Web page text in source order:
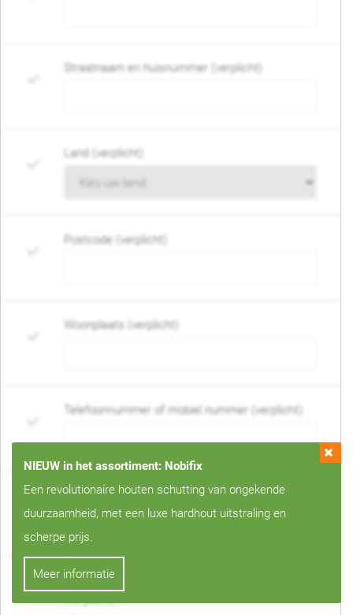
Straatnaam en huisnummer (verplicht)
Land (verplicht)
Postcode (verplicht)
Woonplaats (verplicht)
Telefoonnummer of mobiel nummer (verplicht)
E-mail adres (verplicht)
Wanneer mag de schutting geplaatst worden?
(verplicht)
NIEUW in het assortiment: Nobifix
Een revolutionaire houten schutting van ongekende
duurzaamheid, met een luxe hardhout uitstraling en
scherpe prijs.
Meer informatie